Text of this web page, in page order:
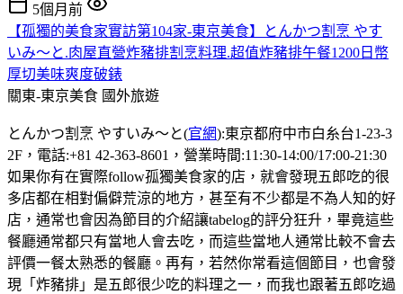
5個月前
【孤獨的美食家實訪第104家-東京美食】とんかつ割烹 やす
いみ〜と.肉屋直營炸豬排割烹料理.超值炸豬排午餐1200日幣
厚切美味爽度破錶
關東-東京美食 國外旅遊
とんかつ割烹 やすいみ〜と(官網):東京都府中市白糸台1-23-3
2F，電話:+81 42-363-8601，營業時間:11:30-14:00/17:00-21:30
如果你有在實際follow孤獨美食家的店，就會發現五郎吃的很
多店都在相對偏僻荒涼的地方，甚至有不少都是不為人知的好
店，通常也會因為節目的介紹讓tabelog的評分狂升，畢竟這些
餐廳通常都只有當地人會去吃，而這些當地人通常比較不會去
評價一餐太熟悉的餐廳。再有，若然你常看這個節目，也會發
現「炸豬排」是五郎很少吃的料理之一，而我也跟著五郎吃過